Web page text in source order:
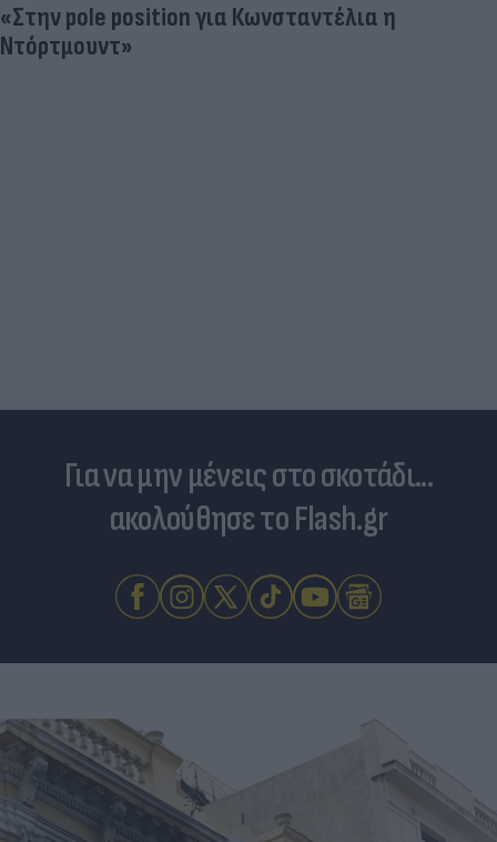
«Στην pole position για Κωνσταντέλια η
Ντόρτμουντ»
Για να μην μένεις στο σκοτάδι...
ακολούθησε το Flash.gr